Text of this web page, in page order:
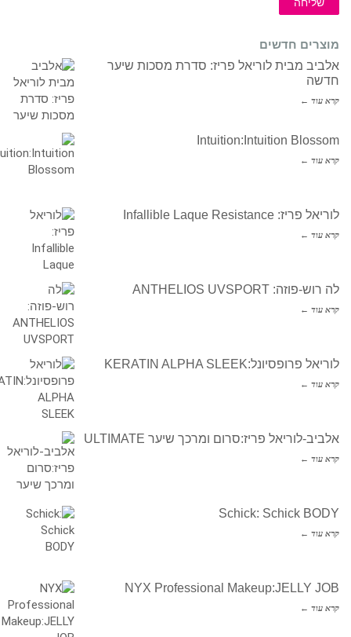
שליחה
מוצרים חדשים
אלביב מבית לוריאל פריז: סדרת מסכות שיער
חדשה
קרא עוד ←
Intuition:Intuition Blossom
קרא עוד ←
לוריאל פריז: Infallible Laque Resistance
קרא עוד ←
לה רוש-פוזה: ANTHELIOS UVSPORT
קרא עוד ←
לוריאל פרופסיונל:KERATIN ALPHA SLEEK
קרא עוד ←
אלביב-לוריאל פריז:סרום ומרכך שיער ULTIMATE
קרא עוד ←
Schick: Schick BODY
קרא עוד ←
NYX Professional Makeup:JELLY JOB
קרא עוד ←